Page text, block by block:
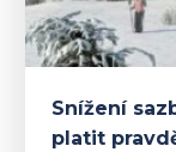
Snížení
platit